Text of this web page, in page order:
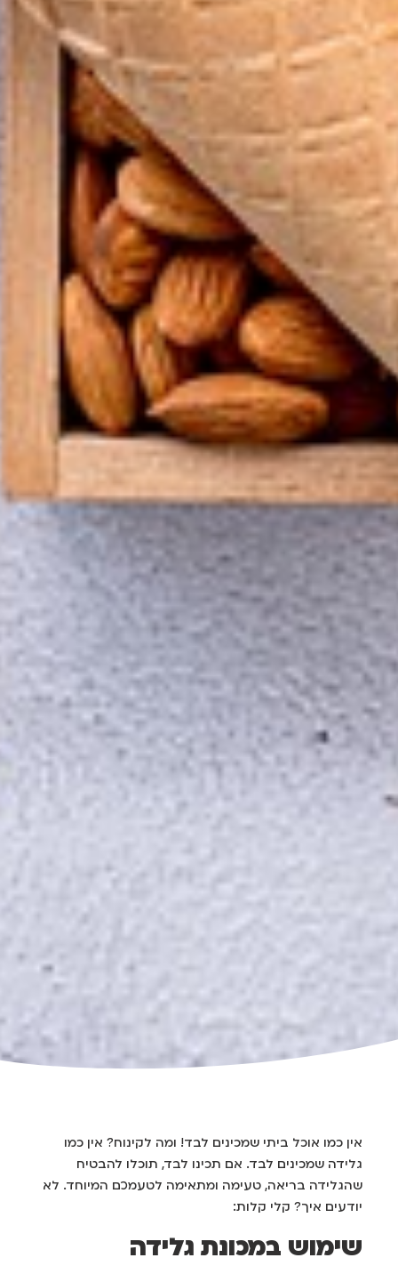
אין כמו אוכל ביתי שמכינים לבד! ומה לקינוח? אין כמו
גלידה שמכינים לבד. אם תכינו לבד, תוכלו להבטיח
שהגלידה בריאה, טעימה ומתאימה לטעמכם המיוחד. לא
יודעים איך? קלי קלות:
שימוש במכונת גלידה